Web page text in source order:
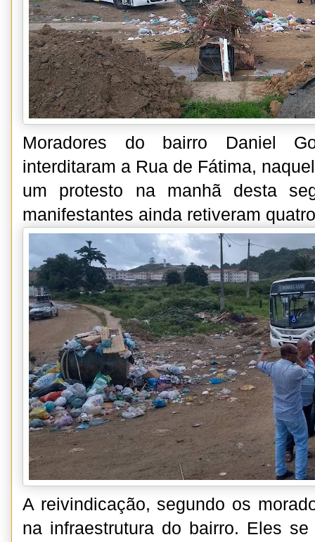
Moradores do bairro Daniel
interditaram a Rua de Fátima,
um protesto na manhã desta
manifestantes ainda retiveram
A reivindicação, segundo os
na infraestrutura do bairro. Eles